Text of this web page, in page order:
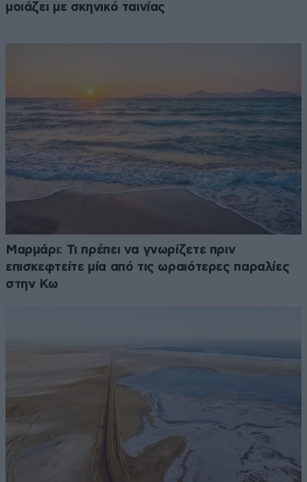
μοιάζει με σκηνικό ταινίας
Μαρμάρι: Τι πρέπει να γνωρίζετε πριν
επισκεφτείτε μία από τις ωραιότερες παραλίες
στην Κω